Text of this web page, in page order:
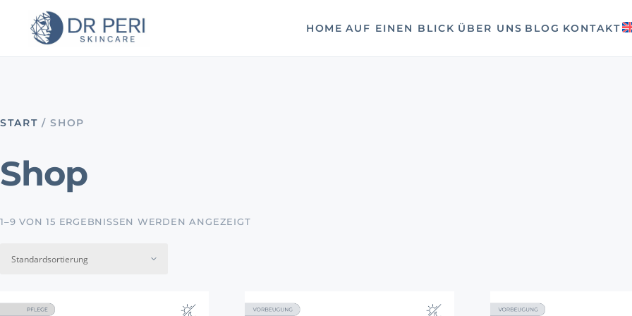
HOME AUF EINEN BLICK ÜBER UNS BLOG KONTAKT
START / SHOP
Shop
1–9 VON 15 ERGEBNISSEN WERDEN ANGEZEIGT